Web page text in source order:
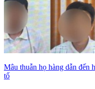
Mâu thuẫn họ hàng dẫn đến
tố